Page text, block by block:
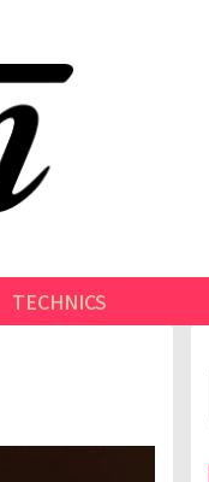
TECHNICS